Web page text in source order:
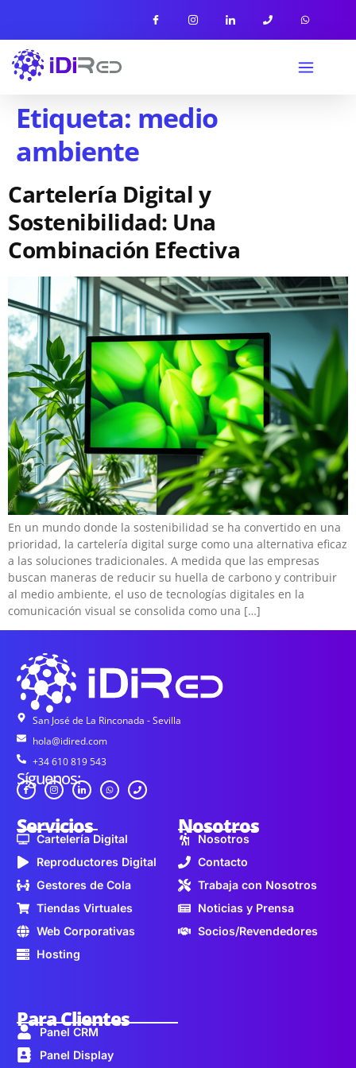
Etiqueta: medio
ambiente
Cartelería Digital y
Sostenibilidad: Una
Combinación Efectiva
En un mundo donde la sostenibilidad se ha convertido en una
prioridad, la cartelería digital surge como una alternativa eficaz
a las soluciones tradicionales. A medida que las empresas
buscan maneras de reducir su huella de carbono y contribuir
al medio ambiente, el uso de tecnologías digitales en la
comunicación visual se consolida como una […]
San José de La Rinconada - Sevilla
hola@idired.com
+34 610 819 543
Síguenos:
Servicios
Cartelería Digital
Reproductores Digital
Gestores de Cola
Tiendas Virtuales
Web Corporativas
Hosting
Nosotros
Nosotros
Contacto
Trabaja con Nosotros
Noticias y Prensa
Socios/Revendedores
Para Clientes
Panel CRM
Panel Display